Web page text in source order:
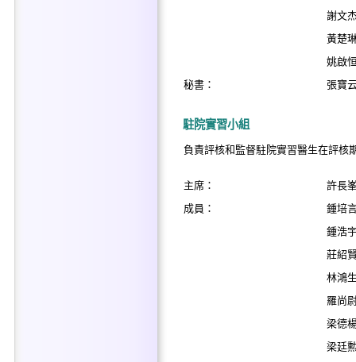
謝文
黃楚
姚啟
秘書：
張寶
駐院實習小組
負責評核和監督駐院實習醫生在評核
主席：
許長
成員：
鍾培
鍾浩
莊紹
林鴻
羅尚
梁德
梁廷